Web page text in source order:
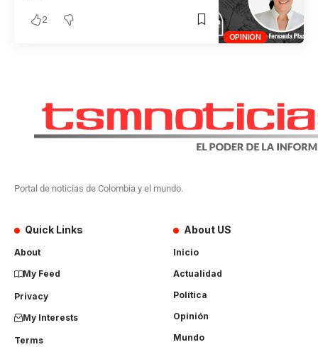
OPINIÓN
2
Portal de noticias de Colombia y el mundo.
Quick Links
About
My Feed
Privacy
My Interests
Terms
About US
Inicio
Actualidad
Política
Opinión
Mundo